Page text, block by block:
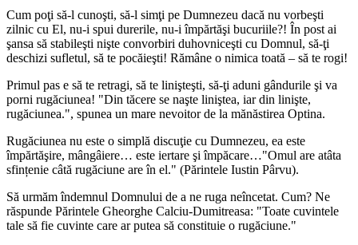
Cum poţi să-l cunoşti, să-l simţi pe Dumnezeu dacă nu vorbeşti
zilnic cu El, nu-i spui durerile, nu-i împărtăşi bucuriile?! În post ai
şansa să stabileşti nişte convorbiri duhovniceşti cu Domnul, să-ţi
deschizi sufletul, să te pocăieşti! Rămâne o nimica toată – să te rogi!
Primul pas e să te retragi, să te linişteşti, să-ţi aduni gândurile şi va
porni rugăciunea! "Din tăcere se naşte liniştea, iar din linişte,
rugăciunea.", spunea un mare nevoitor de la mănăstirea Optina.
Rugăciunea nu este o simplă discuţie cu Dumnezeu, ea este
împărtăşire, mângâiere… este iertare şi împăcare…"Omul are atâta
sfințenie câtă rugăciune are în el." (Părintele Iustin Pârvu).
Să urmăm îndemnul Domnului de a ne ruga neîncetat. Cum? Ne
răspunde Părintele Gheorghe Calciu-Dumitreasa: "Toate cuvintele
tale să fie cuvinte care ar putea să constituie o rugăciune."